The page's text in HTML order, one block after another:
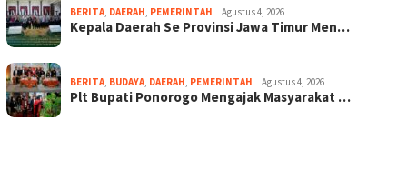
BERITA, DAERAH, PEMERINTAH Agustus 4, 2026
Kepala Daerah Se Provinsi Jawa Timur Men…
BERITA, BUDAYA, DAERAH, PEMERINTAH Agustus 4, 2026
Plt Bupati Ponorogo Mengajak Masyarakat …